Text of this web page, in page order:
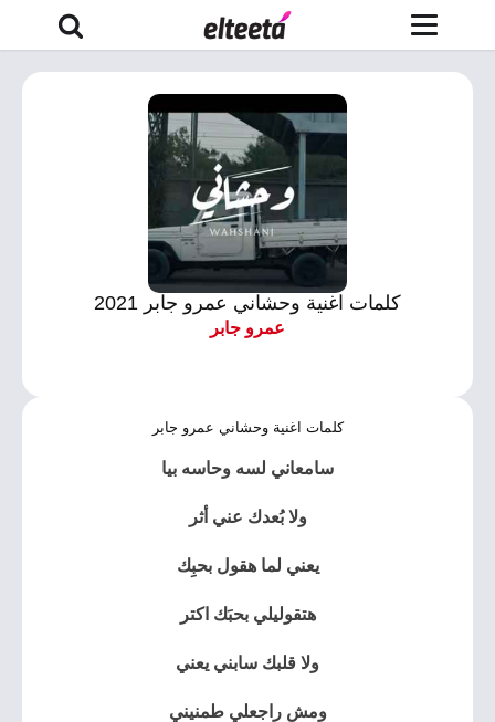
كلمات اغنية وحشاني عمرو جابر 2021
عمرو جابر
كلمات اغنية وحشاني عمرو جابر
سامعاني لسه وحاسه بيا
ولا بُعدك عني أثر
يعني لما هقول بحبِك
هتقوليلي بحبَك اكتر
ولا قلبك سابني يعني
ومش راجعلي طمنيني